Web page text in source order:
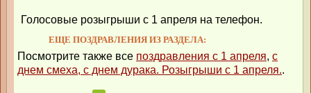
Голосовые розыгрыши с 1 апреля на телефон.
ЕЩЕ ПОЗДРАВЛЕНИЯ ИЗ РАЗДЕЛА:
Посмотрите также все поздравления с 1 апреля, с
днем смеха, с днем дурака. Розыгрыши с 1 апреля..